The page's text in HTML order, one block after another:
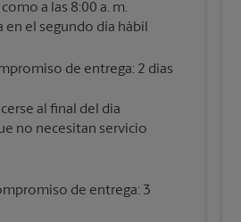
a las 8:00 a. m.
de entrega: 2 días
al final del día
no necesitan servicio
de entrega: 3